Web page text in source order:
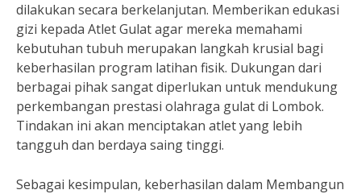
dilakukan secara berkelanjutan. Memberikan edukasi
gizi kepada Atlet Gulat agar mereka memahami
kebutuhan tubuh merupakan langkah krusial bagi
keberhasilan program latihan fisik. Dukungan dari
berbagai pihak sangat diperlukan untuk mendukung
perkembangan prestasi olahraga gulat di Lombok.
Tindakan ini akan menciptakan atlet yang lebih
tangguh dan berdaya saing tinggi.
Sebagai kesimpulan, keberhasilan dalam Membangun